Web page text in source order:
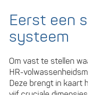
Eerst een
systeem
Om vast te stellen
HR-
Deze brengt in kaart